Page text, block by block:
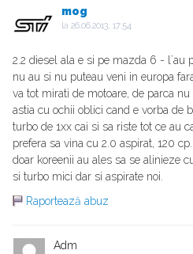
mog
la 26.06.2013, 17:54
2.2 diesel ala e si pe mazda 6 - l`au
nu au si nu puteau veni in europa
va tot mirati de motoare, de parca
astia cu ochii oblici cand e vorba de
turbo de 1xx cai si sa riste tot ce au
prefera sa vina cu 2.0 aspirat, 120 cp.
doar koreenii au ales sa se alinieze
si turbo mici dar si aspirate noi.
Raportează abuz
Adm